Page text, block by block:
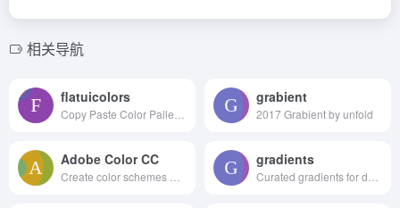
相关导航
flatuicolors grabient
2017 Grabient by unfold
Adobe Color CC gradients